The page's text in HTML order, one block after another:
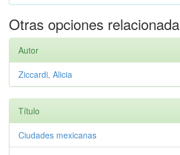
Otras opciones
Autor
Ziccardi, Alicia
Título
Ciudades mexicanas